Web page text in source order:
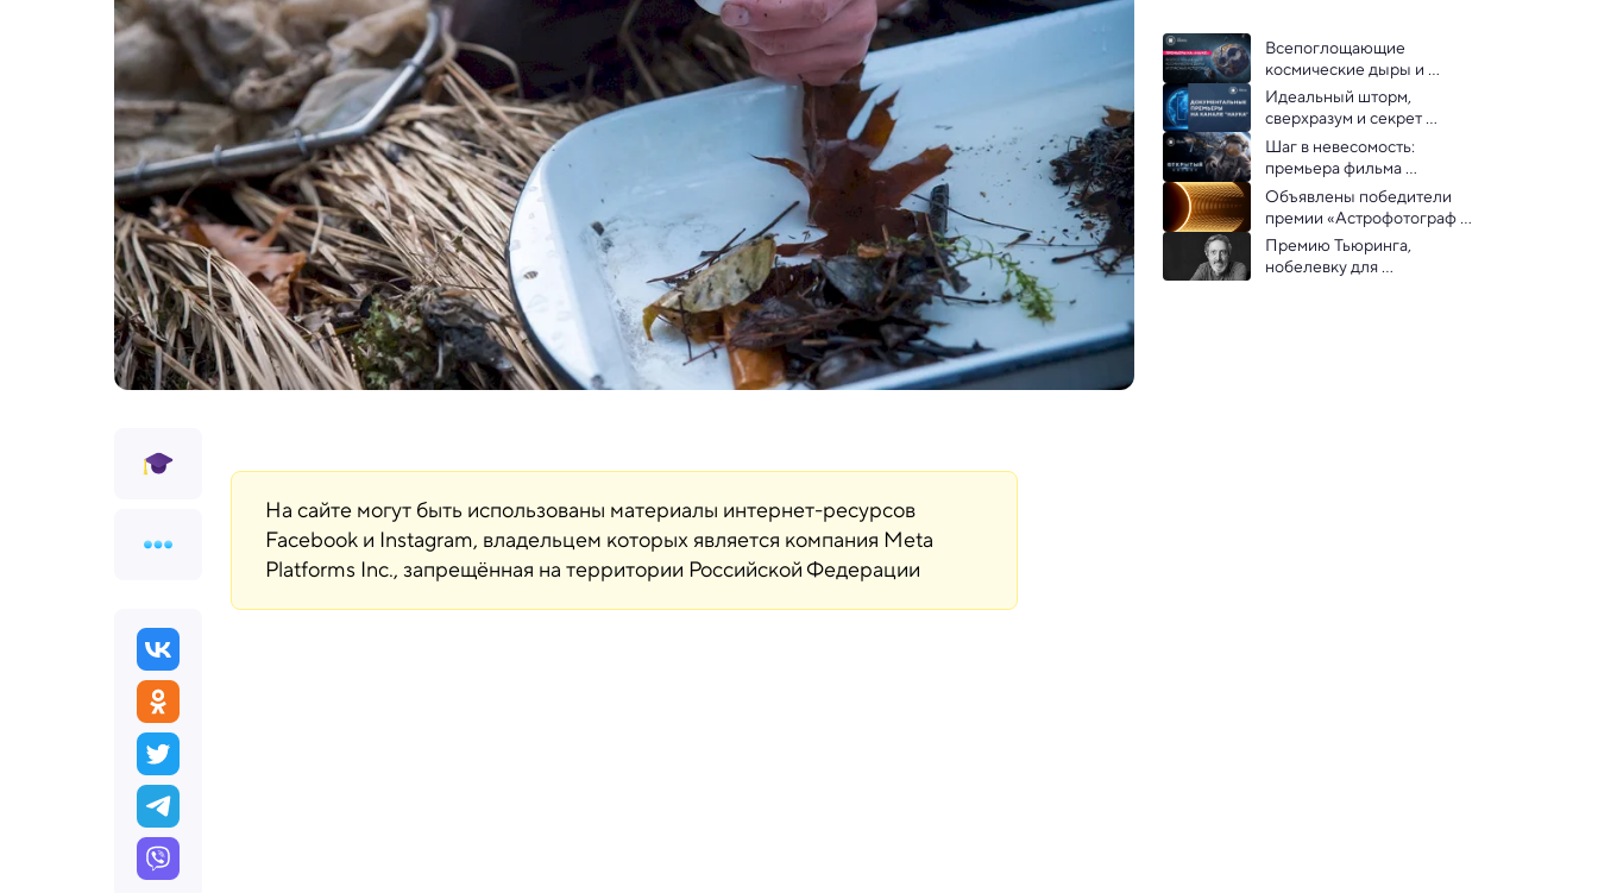
На сайте могут быть использованы материалы интернет-ресурсов
Facebook и Instagram, владельцем которых является компания Meta
Platforms Inc., запрещённая на территории Российской Федерации
Всепоглощающие
космические дыры и
опасные астероиды:
премьеры на «Науке»
Идеальный шторм,
сверхразум и секрет
популярности кофе:
премьеры на «Науке»
Шаг в невесомость:
премьера фильма
«Открытый космос»
Объявлены победители
премии «Астрофотограф
года»
Премию Тьюринга,
нобелевку для